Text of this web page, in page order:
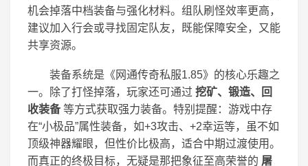
机会掉落中档装备与强化材料。组队刷怪效率更高，
建议加入行会或寻找固定队友，既能保障安全，又能
共享资源。
装备系统是《网通传奇私服1.85》的核心乐趣之
一。除了打怪掉落，玩家还可通过 挖矿、锻造、回
收装备等方式获取强力装备。特别提醒：游戏中存
在“小极品”属性装备，如+3攻击、+2幸运等，虽不如
顶级神器耀眼，但性价比极高，适合中期过渡使用。
而真正的终极目标，无疑是那把象征至高荣誉的 屠